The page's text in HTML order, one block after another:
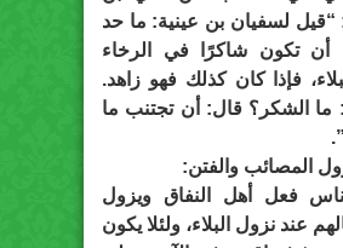
“قيل لسفيان بن عينية: ما حد
أن تكون شاكرًا في الرخاء
فإذا كان كذلك فهو زاهد.
ما الشكر؟ قال: أن تجتنب ما
المصائب والفتن:
فعل أهل النفاق ويزول
عند نزول البلاء، ولئلا يكون